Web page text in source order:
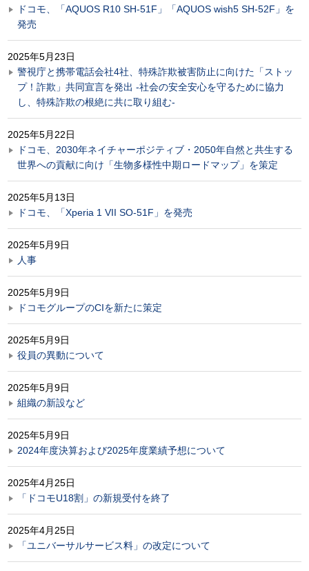
ドコモ、「AQUOS R10 SH-51F」「AQUOS wish5 SH-52F」を
発売
2025年5月23日
警視庁と携帯電話会社4社、特殊詐欺被害防止に向けた「ストッ
プ！詐欺」共同宣言を発出 -社会の安全安心を守るために協力
し、特殊詐欺の根絶に共に取り組む-
2025年5月22日
ドコモ、2030年ネイチャーポジティブ・2050年自然と共生する
世界への貢献に向け「生物多様性中期ロードマップ」を策定
2025年5月13日
ドコモ、「Xperia 1 VII SO-51F」を発売
2025年5月9日
人事
2025年5月9日
ドコモグループのCIを新たに策定
2025年5月9日
役員の異動について
2025年5月9日
組織の新設など
2025年5月9日
2024年度決算および2025年度業績予想について
2025年4月25日
「ドコモU18割」の新規受付を終了
2025年4月25日
「ユニバーサルサービス料」の改定について